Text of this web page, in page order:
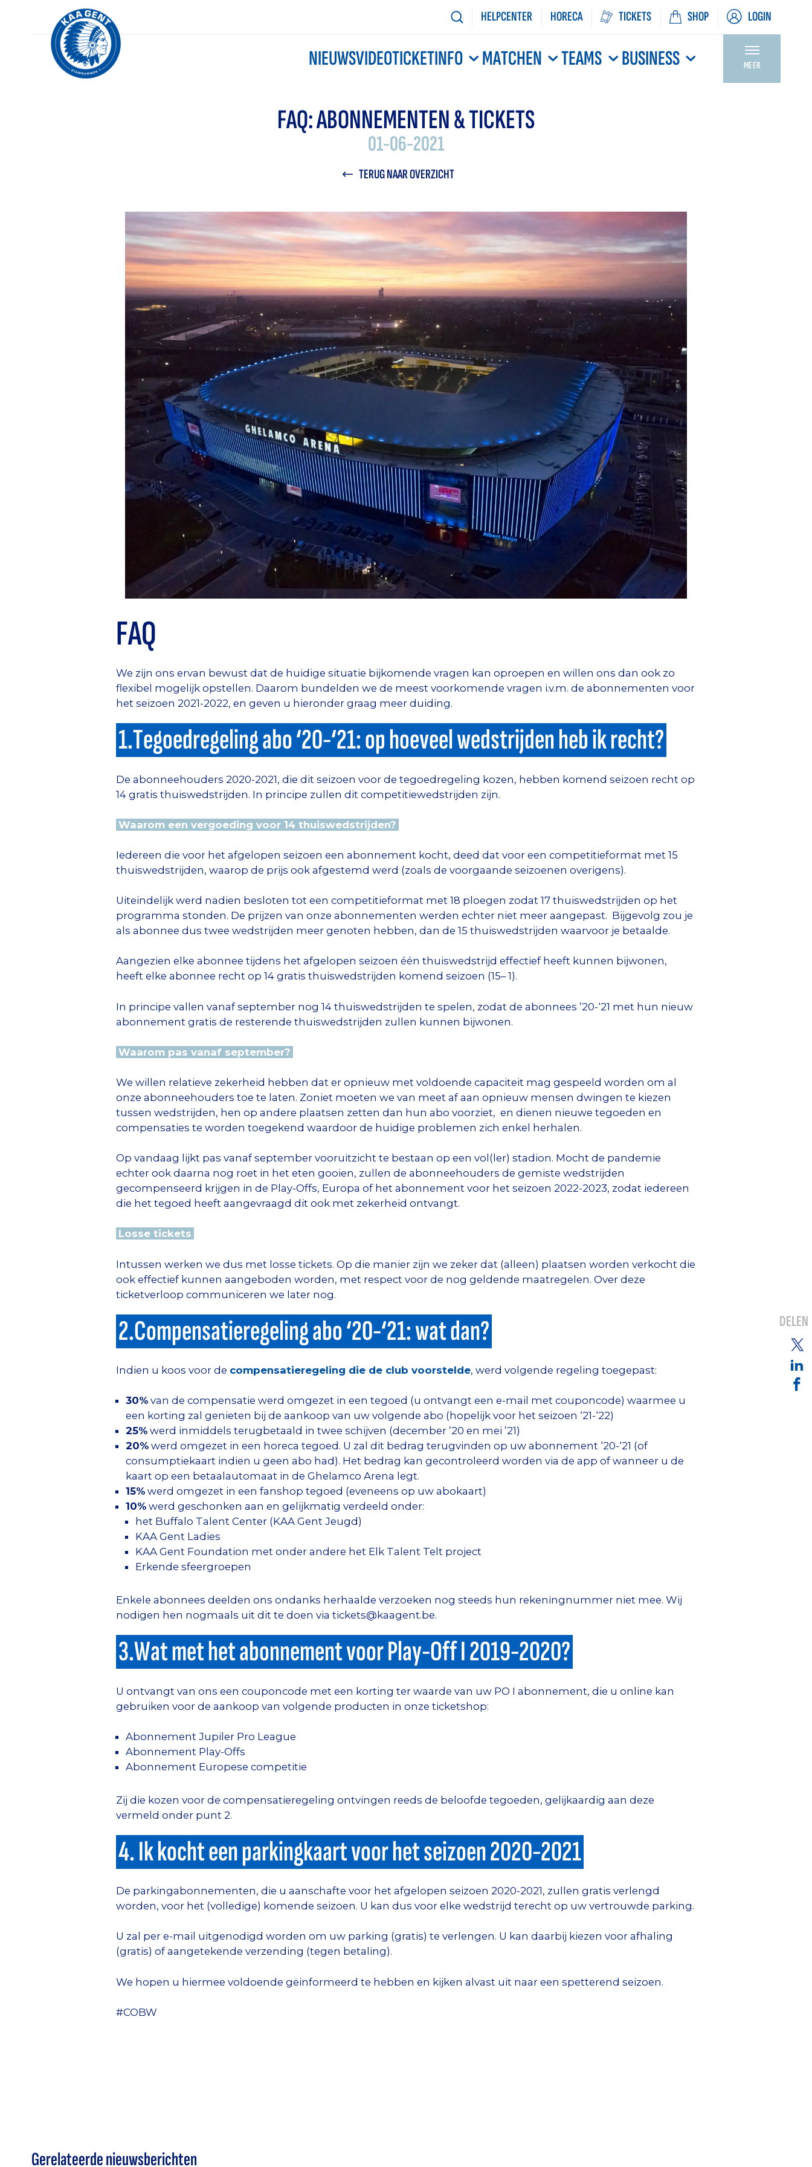
HELPCENTER HORECA TICKETS SHOP LOGIN
NIEUWSVIDEOTICKETINFO MATCHEN TEAMS BUSINESS MEER
FAQ: ABONNEMENTEN & TICKETS
01-06-2021
TERUG NAAR OVERZICHT
FAQ
We zijn ons ervan bewust dat de huidige situatie bijkomende vragen kan oproepen en willen ons dan ook zo
flexibel mogelijk opstellen. Daarom bundelden we de meest voorkomende vragen i.v.m. de abonnementen voor
het seizoen 2021-2022, en geven u hieronder graag meer duiding.
1.Tegoedregeling abo ‘20-‘21: op hoeveel wedstrijden heb ik recht?
De abonneehouders 2020-2021, die dit seizoen voor de tegoedregeling kozen, hebben komend seizoen recht op
14 gratis thuiswedstrijden. In principe zullen dit competitiewedstrijden zijn.
Waarom een vergoeding voor 14 thuiswedstrijden?
Iedereen die voor het afgelopen seizoen een abonnement kocht, deed dat voor een competitieformat met 15
thuiswedstrijden, waarop de prijs ook afgestemd werd (zoals de voorgaande seizoenen overigens).
Uiteindelijk werd nadien besloten tot een competitieformat met 18 ploegen zodat 17 thuiswedstrijden op het
programma stonden. De prijzen van onze abonnementen werden echter niet meer aangepast. Bijgevolg zou je
als abonnee dus twee wedstrijden meer genoten hebben, dan de 15 thuiswedstrijden waarvoor je betaalde.
Aangezien elke abonnee tijdens het afgelopen seizoen één thuiswedstrijd effectief heeft kunnen bijwonen,
heeft elke abonnee recht op 14 gratis thuiswedstrijden komend seizoen (15– 1).
In principe vallen vanaf september nog 14 thuiswedstrijden te spelen, zodat de abonnees ’20-‘21 met hun nieuw
abonnement gratis de resterende thuiswedstrijden zullen kunnen bijwonen.
Waarom pas vanaf september?
We willen relatieve zekerheid hebben dat er opnieuw met voldoende capaciteit mag gespeeld worden om al
onze abonneehouders toe te laten. Zoniet moeten we van meet af aan opnieuw mensen dwingen te kiezen
tussen wedstrijden, hen op andere plaatsen zetten dan hun abo voorziet, en dienen nieuwe tegoeden en
compensaties te worden toegekend waardoor de huidige problemen zich enkel herhalen.
Op vandaag lijkt pas vanaf september vooruitzicht te bestaan op een vol(ler) stadion. Mocht de pandemie
echter ook daarna nog roet in het eten gooien, zullen de abonneehouders de gemiste wedstrijden
gecompenseerd krijgen in de Play-Offs, Europa of het abonnement voor het seizoen 2022-2023, zodat iedereen
die het tegoed heeft aangevraagd dit ook met zekerheid ontvangt.
Losse tickets
Intussen werken we dus met losse tickets. Op die manier zijn we zeker dat (alleen) plaatsen worden verkocht die
ook effectief kunnen aangeboden worden, met respect voor de nog geldende maatregelen. Over deze
ticketverloop communiceren we later nog.
2.Compensatieregeling abo ‘20-‘21: wat dan?
Indien u koos voor de compensatieregeling die de club voorstelde, werd volgende regeling toegepast:
30% van de compensatie werd omgezet in een tegoed (u ontvangt een e-mail met couponcode) waarmee u
een korting zal genieten bij de aankoop van uw volgende abo (hopelijk voor het seizoen ‘21-‘22)
25% werd inmiddels terugbetaald in twee schijven (december ’20 en mei ’21)
20% werd omgezet in een horeca tegoed. U zal dit bedrag terugvinden op uw abonnement ‘20-‘21 (of
consumptiekaart indien u geen abo had). Het bedrag kan gecontroleerd worden via de app of wanneer u de
kaart op een betaalautomaat in de Ghelamco Arena legt.
15% werd omgezet in een fanshop tegoed (eveneens op uw abokaart)
10% werd geschonken aan en gelijkmatig verdeeld onder:
het Buffalo Talent Center (KAA Gent Jeugd)
KAA Gent Ladies
KAA Gent Foundation met onder andere het Elk Talent Telt project
Erkende sfeergroepen
Enkele abonnees deelden ons ondanks herhaalde verzoeken nog steeds hun rekeningnummer niet mee. Wij
nodigen hen nogmaals uit dit te doen via tickets@kaagent.be.
3.Wat met het abonnement voor Play-Off I 2019-2020?
U ontvangt van ons een couponcode met een korting ter waarde van uw PO I abonnement, die u online kan
gebruiken voor de aankoop van volgende producten in onze ticketshop:
Abonnement Jupiler Pro League
Abonnement Play-Offs
Abonnement Europese competitie
Zij die kozen voor de compensatieregeling ontvingen reeds de beloofde tegoeden, gelijkaardig aan deze
vermeld onder punt 2.
4. Ik kocht een parkingkaart voor het seizoen 2020-2021
De parkingabonnementen, die u aanschafte voor het afgelopen seizoen 2020-2021, zullen gratis verlengd
worden, voor het (volledige) komende seizoen. U kan dus voor elke wedstrijd terecht op uw vertrouwde parking.
U zal per e-mail uitgenodigd worden om uw parking (gratis) te verlengen. U kan daarbij kiezen voor afhaling
(gratis) of aangetekende verzending (tegen betaling).
We hopen u hiermee voldoende gëinformeerd te hebben en kijken alvast uit naar een spetterend seizoen.
#COBW
Gerelateerde nieuwsberichten
DELEN